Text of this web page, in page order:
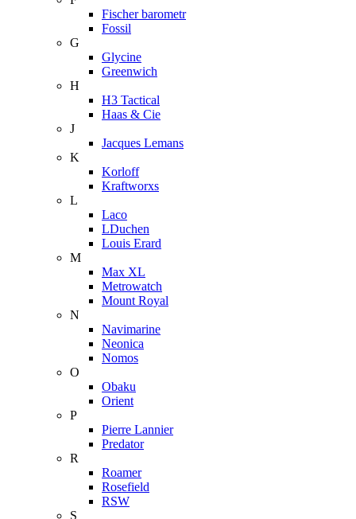
Fischer barometr
Fossil
G
Glycine
Greenwich
H
H3 Tactical
Haas & Cie
J
Jacques Lemans
K
Korloff
Kraftworxs
L
Laco
LDuchen
Louis Erard
M
Max XL
Metrowatch
Mount Royal
N
Navimarine
Neonica
Nomos
O
Obaku
Orient
P
Pierre Lannier
Predator
R
Roamer
Rosefield
RSW
S